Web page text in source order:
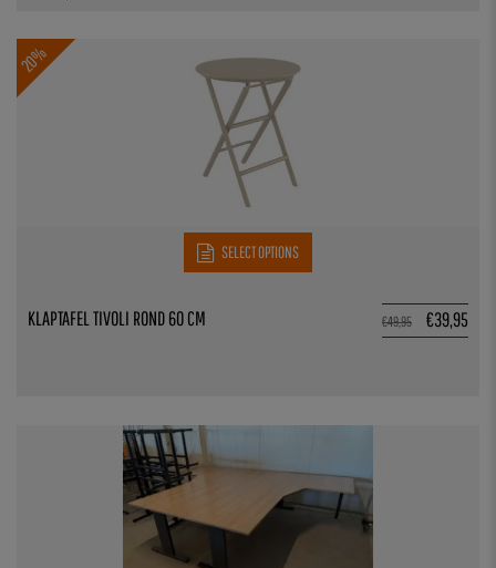
20%
SELECT OPTIONS
€49,95 €39,95
KLAPTAFEL TIVOLI ROND 60 CM